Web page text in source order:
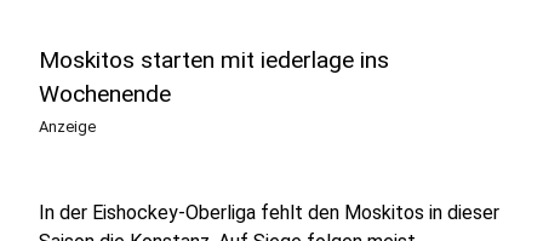
Moskitos starten mit iederlage ins
Wochenende
Anzeige
In der Eishockey-Oberliga fehlt den Moskitos in dieser